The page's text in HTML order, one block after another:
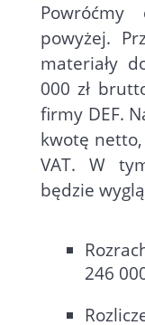
Powróćmy
powyżej.
materiały
000 zł
firmy DEF.
kwotę
VAT. W
będzie
246